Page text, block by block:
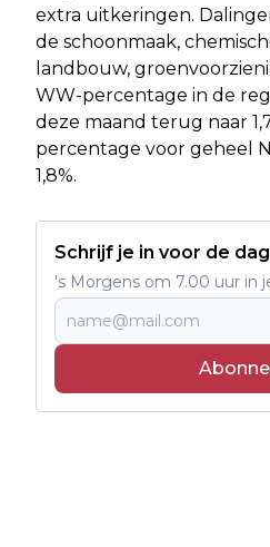
extra uitkeringen.
de schoonmaak,
landbouw,
WW-percentage in de
deze maand terug naar
percentage voor geheel
1,8%.
Schrijf je in voor de
's Morgens om 7.00 uur in